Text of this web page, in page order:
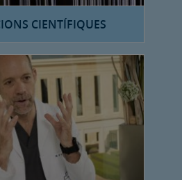
CIENTÍFIQUES